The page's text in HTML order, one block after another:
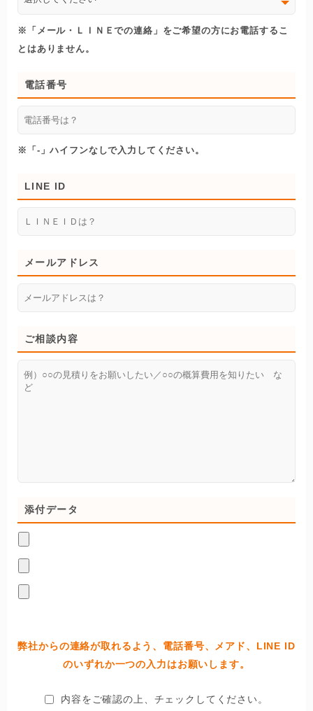
※「メール・ＬＩＮＥでの連絡」をご希望の方にお電話するこ
とはありません。
電話番号
※「-」ハイフンなしで入力してください。
LINE ID
メールアドレス
ご相談内容
添付データ
弊社からの連絡が取れるよう、電話番号、メアド、LINE ID
のいずれか一つの入力はお願いします。
内容をご確認の上、チェックしてください。